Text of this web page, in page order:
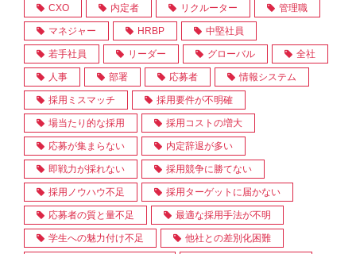
CXO 内定者 リクルーター 管理職
マネジャー HRBP 中堅社員
若手社員 リーダー グローバル 全社
人事 部署 応募者 情報システム
採用ミスマッチ 採用要件が不明確
場当たり的な採用 採用コストの増大
応募が集まらない 内定辞退が多い
即戦力が採れない 採用競争に勝てない
採用ノウハウ不足 採用ターゲットに届かない
応募者の質と量不足 最適な採用手法が不明
学生への魅力付け不足 他社との差別化困難